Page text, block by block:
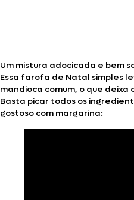
Um mistura adocicada e bem
Essa farofa de Natal simples
mandioca comum, o que
Basta picar todos os
gostoso com margarina: